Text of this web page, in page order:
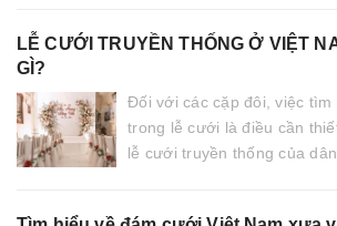
LỄ CƯỚI TRUYỀN THỐNG Ở VIỆT
GÌ?
Đối với các cặp đôi, việc tìm
trong lễ cưới là điều cần
lễ cưới truyền thống của